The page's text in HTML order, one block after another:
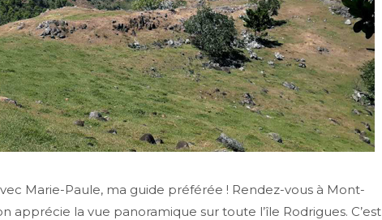
Marie-Paule, ma guide préférée ! Rendez-vous à Mont-
apprécie la vue panoramique sur toute l’île Rodrigues. C’est